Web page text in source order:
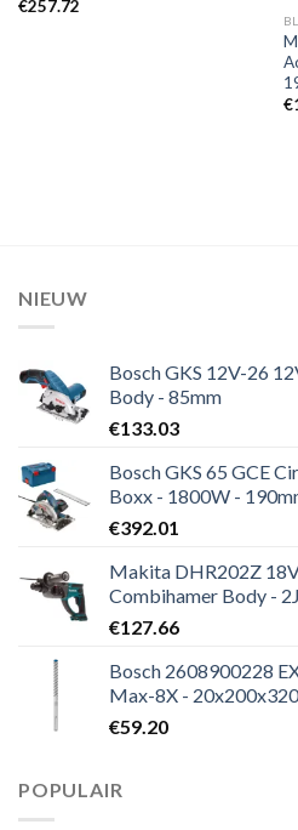
€257.72
€
NIEUW
Bosch GKS 12V-26
Body - 85mm
€133.03
Bosch GKS 65 GCE
Boxx - 1800W -
€392.01
Makita DHR202Z
Combihamer Body - 2J
€127.66
Bosch 2608900228
Max-8X -
€59.20
POPULAIR